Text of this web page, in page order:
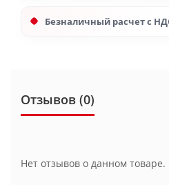
Безналичный расчет с
Отзывов (0)
Нет отзывов о данном товаре.